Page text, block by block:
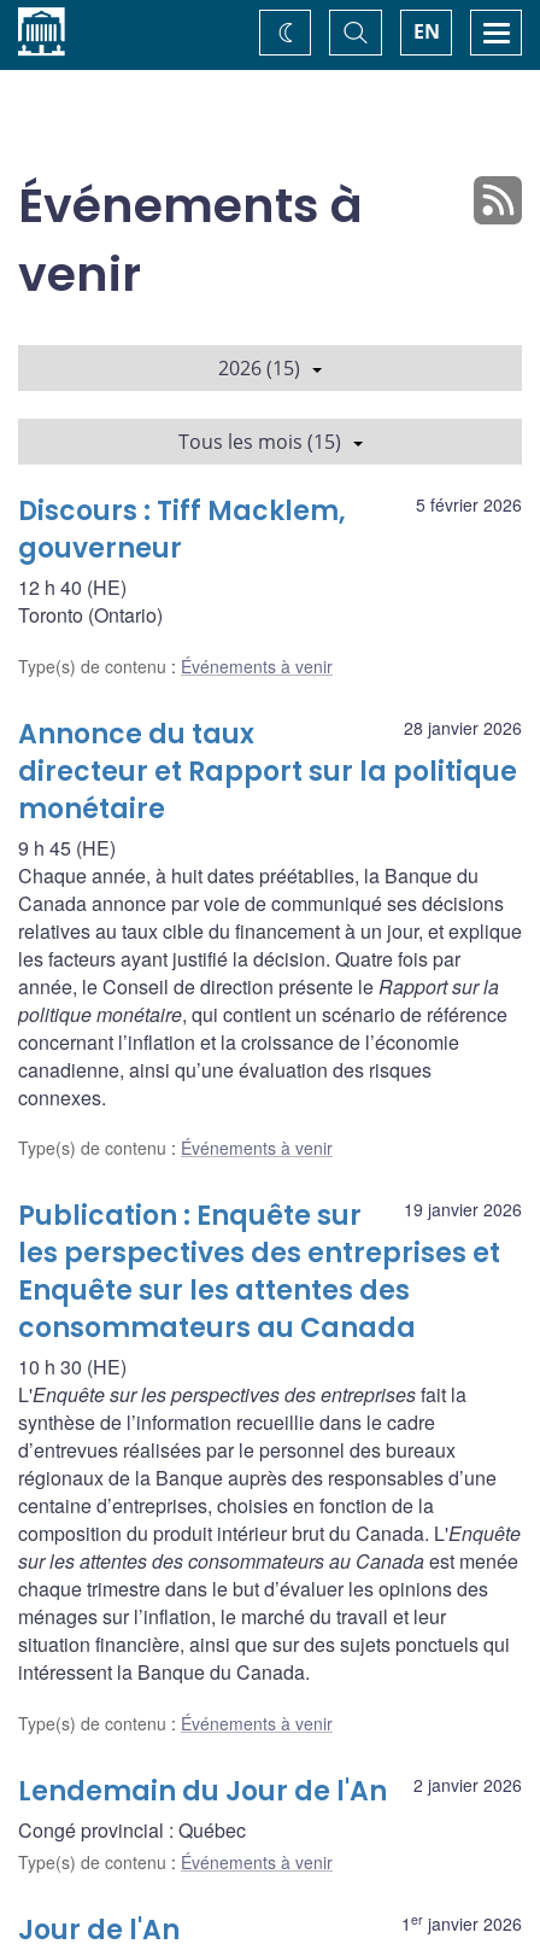
Accueil EN
Basculer
la
recherche
Changez
de
Événements à
venir
2026 (15)
Tous les mois (15)
5 février 2026
Discours : Tiff Macklem,
gouverneur
12 h 40 (HE)
Toronto (Ontario)
Type(s) de contenu : Événements à venir
28 janvier 2026
Annonce du taux
directeur et Rapport sur la politique
monétaire
9 h 45 (HE)
Chaque année, à huit dates préétablies, la Banque du
Canada annonce par voie de communiqué ses décisions
relatives au taux cible du financement à un jour, et explique
les facteurs ayant justifié la décision. Quatre fois par
année, le Conseil de direction présente leRapport sur la
politique monétaire, qui contient un scénario de référence
concernant l’inflation et la croissance de l’économie
canadienne, ainsi qu’une évaluation des risques
connexes.
Type(s) de contenu : Événements à venir
19 janvier 2026
Publication : Enquête sur
les perspectives des entreprises et
Enquête sur les attentes des
consommateurs au Canada
10 h 30 (HE)
L'Enquête sur les perspectives des entreprisesfait la
synthèse de l’information recueillie dans le cadre
d’entrevues réalisées par le personnel des bureaux
régionaux de la Banque auprès des responsables d’une
centaine d’entreprises, choisies en fonction de la
composition du produit intérieur brut du Canada. L'Enquête
sur les attentes des consommateurs au Canadaest menée
chaque trimestre dans le but d’évaluer les opinions des
ménages sur l’inflation, le marché du travail et leur
situation financière, ainsi que sur des sujets ponctuels qui
intéressent la Banque du Canada.
Type(s) de contenu : Événements à venir
2 janvier 2026
Lendemain du Jour de l'An
Congé provincial : Québec
Type(s) de contenu : Événements à venir
1 er janvier 2026
Jour de l'An